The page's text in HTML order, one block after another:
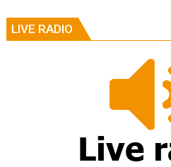
LIVE RADIO